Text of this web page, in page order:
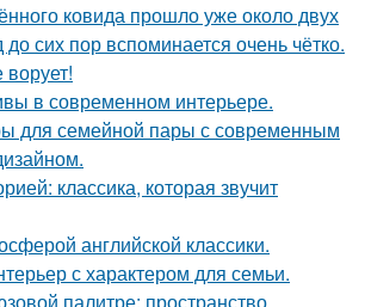
ковида прошло уже около двух
до сих пор вспоминается очень чётко.
в современном интерьере.
для семейной пары с современным
классика, которая звучит
английской классики.
с характером для семьи.